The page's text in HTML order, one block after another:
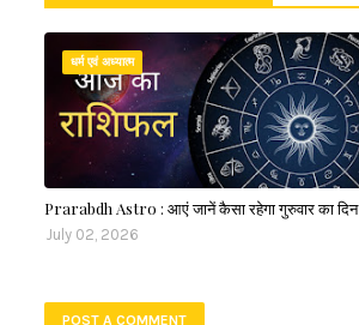
धर्म एवं अध्यात्म
Prarabdh Astro : आएं जानें कैसा रहेगा गुरुवार का दिन
July 02, 2026
POST A COMMENT